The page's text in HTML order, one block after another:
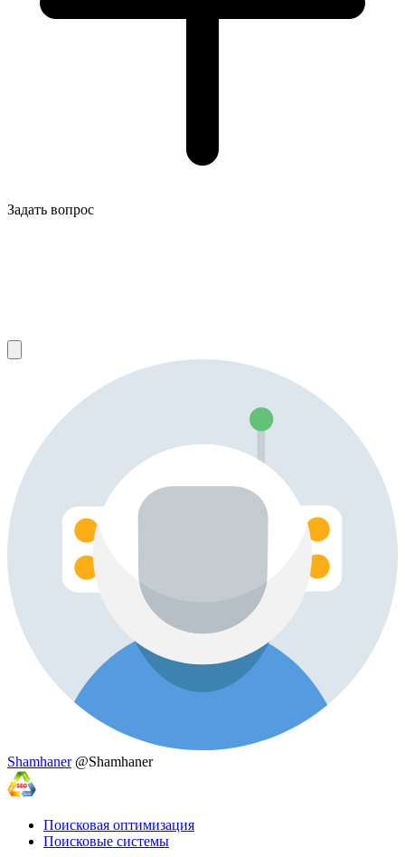
Задать вопрос
Shamhaner @Shamhaner
Поисковая оптимизация
Поисковые системы